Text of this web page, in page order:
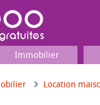
Immobilier
Location